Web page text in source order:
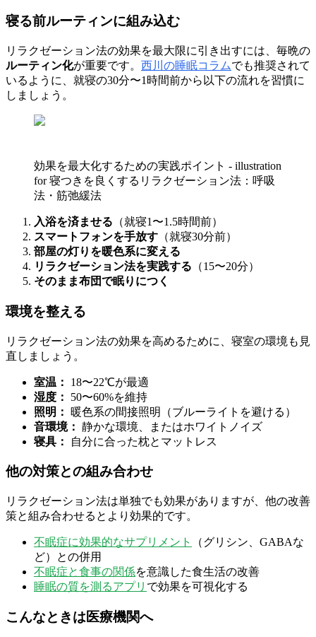
寝る前ルーティンに組み込む
リラクゼーション法の効果を最大限に引き出すには、毎晩の
ルーティン化が重要です。 西川の睡眠コラムでも推奨されて
いるように、就寝の30分〜1時間前から以下の流れを習慣に
しましょう。
効果を最大化するための実践ポイント - illustration
for 寝つきを良くするリラクゼーション法：呼吸
法・筋弛緩法
入浴を済ませる （就寝1〜1.5時間前）
スマートフォンを手放す （就寝30分前）
部屋の灯りを暖色系に変える
リラクゼーション法を実践する （15〜20分）
そのまま布団で眠りにつく
環境を整える
リラクゼーション法の効果を高めるために、寝室の環境も見
直しましょう。
室温：
18〜22℃が最適
湿度：
50〜60%を維持
照明：
暖色系の間接照明（ブルーライトを避ける）
音環境： 静かな環境、またはホワイトノイズ
寝具：
自分に合った枕とマットレス
他の対策との組み合わせ
リラクゼーション法は単独でも効果がありますが、他の改善
策と組み合わせるとより効果的です。
不眠症に効果的なサプリメント
（グリシン、GABAな
ど）との併用
不眠症と食事の関係を意識した食生活の改善
睡眠の質を測るアプリ で効果を可視化する
こんなときは医療機関へ